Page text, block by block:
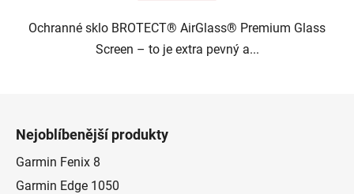
Ochranné sklo BROTECT® AirGlass® Premium Glass
Screen – to je extra pevný a...
Nejoblíbenější produkty
Garmin Fenix 8
Garmin Edge 1050